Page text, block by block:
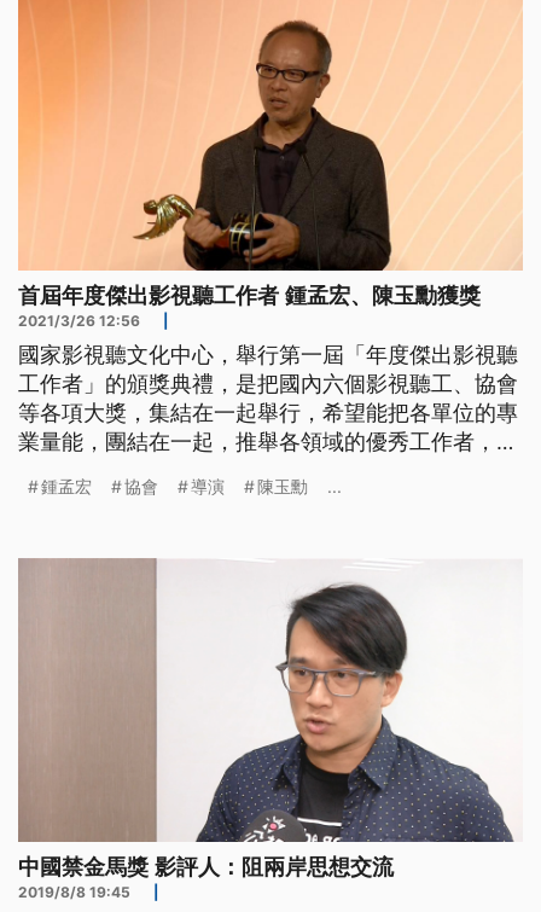
宏，獲得今年度的楊士琪紀念獎。 楊
首屆年度傑出影視聽工作者 鍾孟宏、陳玉勳獲獎
2021/3/26 12:56
國家影視聽文化中心，舉行第一屆「年度傑出影視聽
工作者」的頒獎典禮，是把國內六個影視聽工、協會
等各項大獎，集結在一起舉行，希望能把各單位的專
業量能，團結在一起，推舉各領域的優秀工作者，讓
戰模式，打出更優質的台灣影視口碑。 「恭喜得獎
光普照》，代表台灣角逐奧斯卡獎入圍的導演鍾孟
宏，獲得今年度的楊士琪紀念獎。 楊
鍾孟宏 協會 導演 陳玉勳 ...
中國禁金馬獎 影評人：阻兩岸思想交流
2019/8/8 19:45